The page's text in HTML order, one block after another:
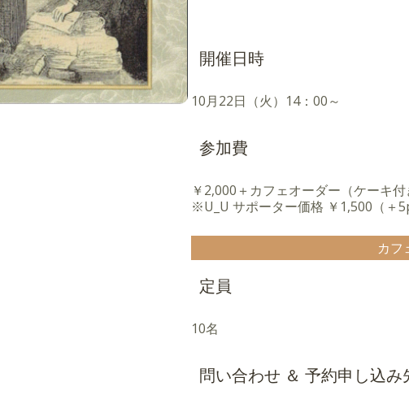
開催日時
10月22日（火）14：00～
参加費
￥2,000＋カフェオーダー（ケーキ付
※U_U サポーター価格 ￥1,500（＋
カフ
定員
10名
問い合わせ ＆ 予約申し込み